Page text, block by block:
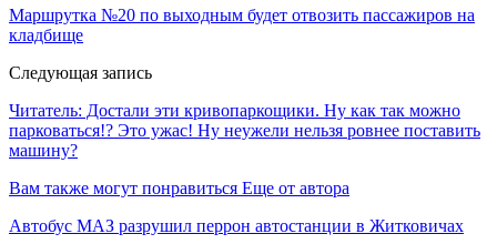
Маршрутка №20 по выходным будет отвозить пассажиров на
кладбище
Следующая запись
Читатель: Достали эти кривопаркощики. Ну как так можно
парковаться!? Это ужас! Ну неужели нельзя ровнее поставить
машину?
Вам также могут понравиться Еще от автора
Автобус МАЗ разрушил перрон автостанции в Житковичах